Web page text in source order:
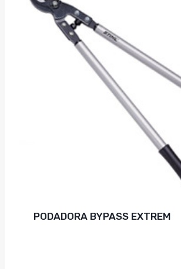
PODADORA BYPASS EXTREM